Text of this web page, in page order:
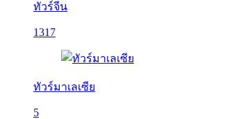
ทัวร์จีน
1317
ทัวร์มาเลเซีย
5